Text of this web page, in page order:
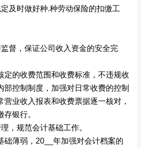
及时做好种.种劳动保险的扣缴工
督，保证公司收入资金的安全完
定的收费范围和收费标准，不违规收
部控制制度，加强对日常收费的控制
营业收入报表和收费票据逐一核对，
银行。
，规范会计基础工作。
础薄弱，20__年加强对会计档案的